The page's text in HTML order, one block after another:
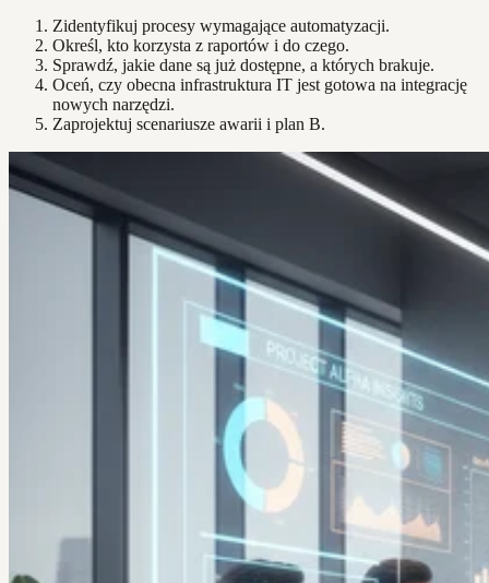
Zidentyfikuj procesy wymagające automatyzacji.
Określ, kto korzysta z raportów i do czego.
Sprawdź, jakie dane są już dostępne, a których brakuje.
Oceń, czy obecna infrastruktura IT jest gotowa na integrację
nowych narzędzi.
Zaprojektuj scenariusze awarii i plan B.